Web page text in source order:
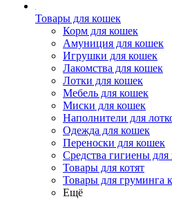
Товары для кошек
Корм для кошек
Амуниция для кошек
Игрушки для кошек
Лакомства для кошек
Лотки для кошек
Мебель для кошек
Миски для кошек
Наполнители для
Одежда для кошек
Переноски для кошек
Средства гигиены для
Товары для котят
Товары для груминга
Ещё